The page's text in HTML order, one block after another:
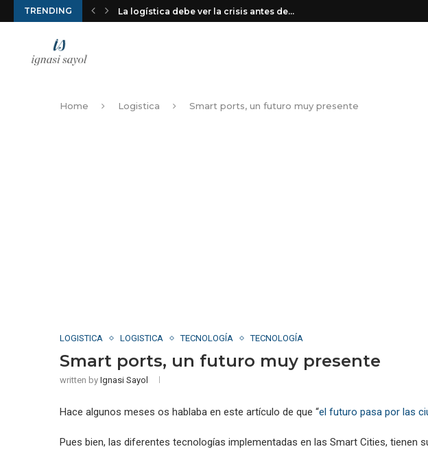
TRENDING La logística debe ver la crisis antes de...
Home Logistica Smart ports, un futuro muy presente
LOGISTICA LOGISTICA TECNOLOGÍA TECNOLOGÍA
Smart ports, un futuro muy presente
written by Ignasi Sayol
Hace algunos meses os hablaba en este artículo de que “el futuro pasa por las
Pues bien, las diferentes tecnologías implementadas en las Smart Cities, tienen